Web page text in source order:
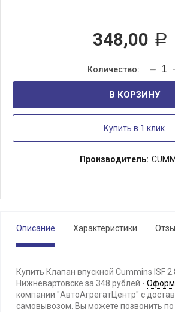
348,00 Р
В КОРЗИНУ
Купить в 1 клик
Производитель:
Описание Характеристики
Купить Клапан впускной Cummins ISF
Нижневартовске за 348 рублей -
компании "АвтоАгрегатЦентр" с
самовывозом. Вы можете позвонить по